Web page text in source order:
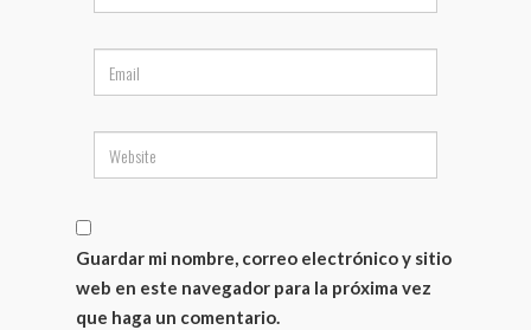
Guardar mi nombre, correo electrónico y sitio
web en este navegador para la próxima vez
que haga un comentario.